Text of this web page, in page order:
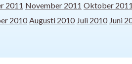
2011 November 2011 Oktober 2011
2010 Augusti 2010 Juli 2010 Juni